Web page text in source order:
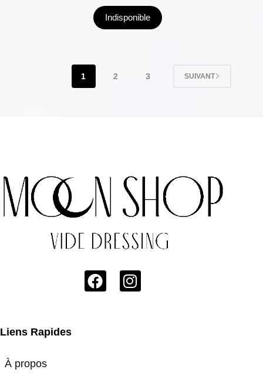
Indisponible
1 2 3 SUIVANT
Liens Rapides
À propos